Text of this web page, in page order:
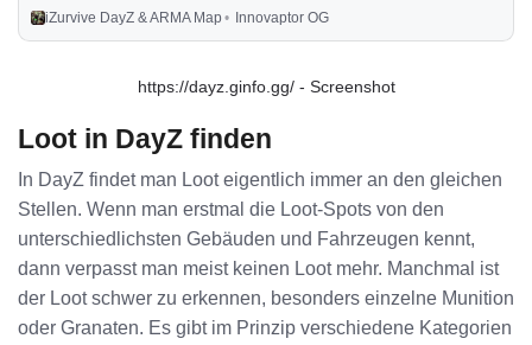
Release Version for PC, PS4 and Xbox) with
the friends in your group.
iZurvive DayZ & ARMA Map Innovaptor OG
https://dayz.ginfo.gg/ - Screenshot
Loot in DayZ finden
In DayZ findet man Loot eigentlich immer an den gleichen
Stellen. Wenn man erstmal die Loot-Spots von den
unterschiedlichsten Gebäuden und Fahrzeugen kennt,
dann verpasst man meist keinen Loot mehr. Manchmal ist
der Loot schwer zu erkennen, besonders einzelne Munition
oder Granaten. Es gibt im Prinzip verschiedene Kategorien